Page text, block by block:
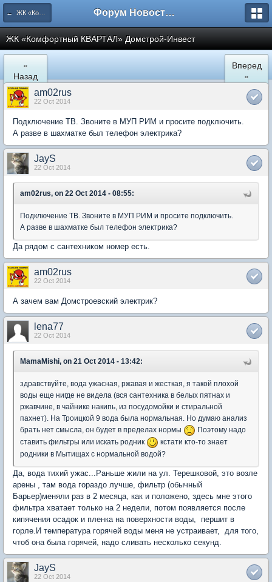
← ЖК «Комфортный КВАРТАЛ» Форум Новостройки
ЖК «Комфортный КВАРТАЛ» Домстрой-Инвест
«
Назад
Вперед
»
am02rus
22 Oct 2014
Подключение ТВ. Звоните в МУП РИМ и просите подключить.
А разве в шахматке был телефон электрика?
JayS
22 Oct 2014
am02rus, on 22 Oct 2014 - 08:55:
Подключение ТВ. Звоните в МУП РИМ и просите подключить.
А разве в шахматке был телефон электрика?
Да рядом с сантехником номер есть.
am02rus
22 Oct 2014
А зачем вам Домстроевский электрик?
lena77
22 Oct 2014
MamaMishi, on 21 Oct 2014 - 13:42:
здравствуйте, вода ужасная, ржавая и жесткая, я такой плохой
воды еще нигде не видела (вся сантехника в белых пятнах и
ржавчине, в чайнике накипь, из посудомойки и стиральной
пахнет). На Троицкой 9 вода была нормальная. Но думаю анализ
брать нет смысла, он будет в пределах нормы
Поэтому надо
ставить фильтры или искать родник
кстати кто-то знает
родники в Мытищах с нормальной водой?
Да, вода тихий ужас...Раньше жили на ул. Терешковой, это возле
арены , там вода гораздо лучше, фильтр (обычный
Барьер)меняли раз в 2 месяца, как и положено, здесь мне этого
фильтра хватает только на 2 недели, потом появляется после
кипячения осадок и пленка на поверхности воды, першит в
горле.И температура горячей воды меня не устраивает, для того,
чтоб она была горячей, надо сливать несколько секунд.
JayS
22 Oct 2014